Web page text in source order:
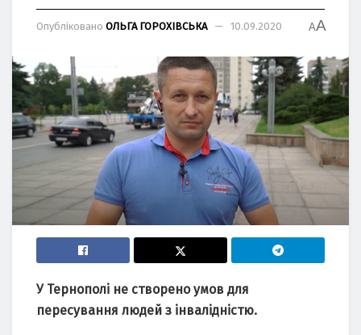
Опубліковано ОЛЬГА ГОРОХІВСЬКА 10.09.2020 AA
У Тернополі не створено умов для
пересування людей з інвалідністю.